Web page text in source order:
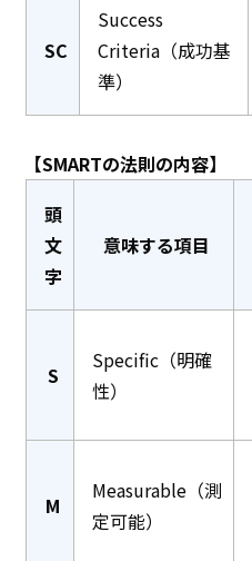
SC
Success
Criteria（成功基
準）
【SMARTの法則の内容】
頭
文
字
意味する項目
S
Specific（明確
性）
M
Measurable（測
定可能）